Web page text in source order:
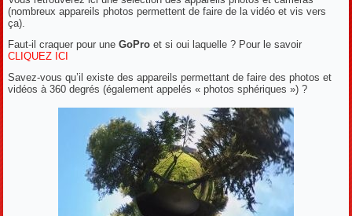
(nombreux appareils photos permettent de faire de la vidéo et vis vers
ça).
Faut-il craquer pour uneGoPro et si oui laquelle ? Pour le savoir
CLIQUEZ ICI
Savez-vous qu’il existe des appareils permettant de faire des photos et
vidéos à 360 degrés (également appelés « photos sphériques ») ?